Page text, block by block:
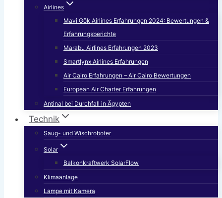
Airlines
Mavi Gök Airlines Erfahrungen 2024: Bewertungen &
Erfahrungsberichte
Marabu Airlines Erfahrungen 2023
Smartlynx Airlines Erfahrungen
Air Cairo Erfahrungen – Air Cairo Bewertungen
European Air Charter Erfahrungen
Antinal bei Durchfall in Ägypten
Technik
Saug- und Wischroboter
Solar
Balkonkraftwerk SolarFlow
Klimaanlage
Lampe mit Kamera